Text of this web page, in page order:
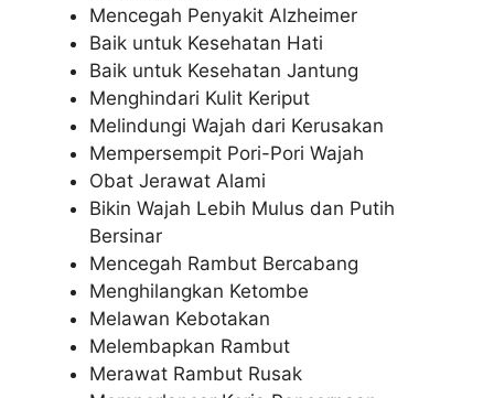
Mencegah Penyakit Alzheimer
Baik untuk Kesehatan Hati
Baik untuk Kesehatan Jantung
Menghindari Kulit Keriput
Melindungi Wajah dari Kerusakan
Mempersempit Pori-Pori Wajah
Obat Jerawat Alami
Bikin Wajah Lebih Mulus dan Putih
Bersinar
Mencegah Rambut Bercabang
Menghilangkan Ketombe
Melawan Kebotakan
Melembapkan Rambut
Merawat Rambut Rusak